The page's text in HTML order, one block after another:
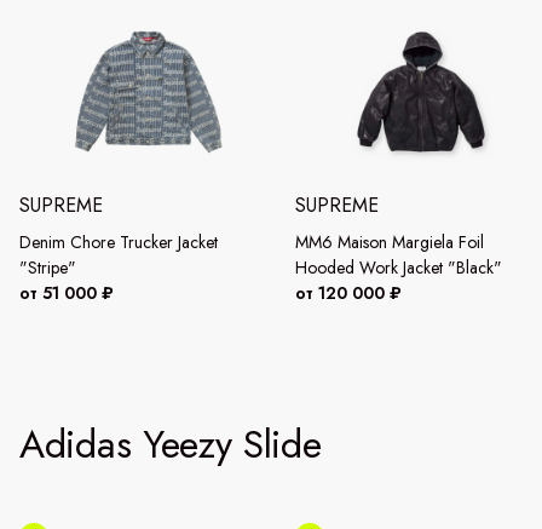
SUPREME
Denim Chore Trucker Jacket
"Stripe"
от 51 000 ₽
SUPREME
MM6 Maison Margiela Foil
Hooded Work Jacket "Black"
от 120 000 ₽
Adidas Yeezy Slide